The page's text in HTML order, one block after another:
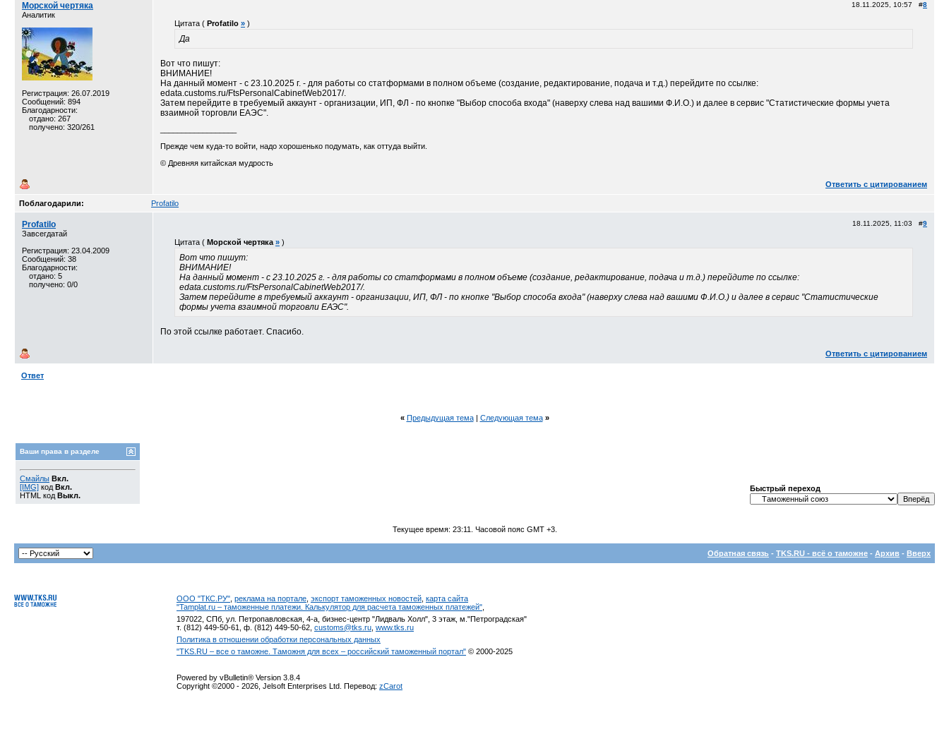
Морской чертяка
Аналитик
Регистрация: 26.07.2019
Сообщений: 894
Благодарности:
отдано: 267
получено: 320/261
18.11.2025, 10:57 #8
Цитата ( Profatilo » )
Да
Вот что пишут:
ВНИМАНИЕ!
На данный момент - с 23.10.2025 г. - для работы со статформами в полном объеме (создание, редактирование, подача и т.д.) перейдите по ссылке:
edata.customs.ru/FtsPersonalCabinetWeb2017/.
Затем перейдите в требуемый аккаунт - организации, ИП, ФЛ - по кнопке "Выбор способа входа" (наверху слева над вашими Ф.И.О.) и далее в сервис "Статистические формы учета
взаимной торговли ЕАЭС".
Прежде чем куда-то войти, надо хорошенько подумать, как оттуда выйти.
© Древняя китайская мудрость
Ответить с цитированием
Поблагодарили: Profatilo
Profatilo
Завсегдатай
Регистрация: 23.04.2009
Сообщений: 38
Благодарности:
отдано: 5
получено: 0/0
18.11.2025, 11:03 #9
Цитата ( Морской чертяка » )
Вот что пишут:
ВНИМАНИЕ!
На данный момент - с 23.10.2025 г. - для работы со статформами в полном объеме (создание, редактирование, подача и т.д.) перейдите по ссылке:
edata.customs.ru/FtsPersonalCabinetWeb2017/.
Затем перейдите в требуемый аккаунт - организации, ИП, ФЛ - по кнопке "Выбор способа входа" (наверху слева над вашими Ф.И.О.) и далее в сервис "Статистические
формы учета взаимной торговли ЕАЭС".
По этой ссылке работает. Спасибо.
Ответить с цитированием
Ответ
« Предыдущая тема| Следующая тема »
Ваши права в разделе
Смайлы Вкл.
[IMG] код Вкл.
HTML код Выкл.
Быстрый переход
Текущее время: 23:11 . Часовой пояс GMT +3.
Обратная связь - TKS.RU - всё о таможне - Архив - Вверх
ООО "ТКС.РУ" реклама на портале экспорт таможенных новостей карта сайта
"Tamplat.ru – таможенные платежи. Калькулятор для расчета таможенных платежей"
197022, СПб, ул. Петропавловская, 4-а, бизнес-центр "Лидваль Холл", 3 этаж, м."Петроградская"
т. (812) 449-50-61, ф. (812) 449-50-62, customs@tks.ru www.tks.ru
Политика в отношении обработки персональных данных
"TKS.RU – все о таможне. Таможня для всех – российский таможенный портал" © 2000-2025
Powered by vBulletin® Version 3.8.4
Copyright ©2000 - 2026, Jelsoft Enterprises Ltd. Перевод: zCarot